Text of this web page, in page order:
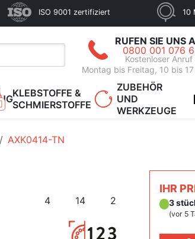
ISO 9001 zertifiziert 10
RUFEN SIE UNS
0800 001 076 6
Kostenloser Anruf
Montag bis Freitag, 10 bis
KLEBSTOFFE &
SCHMIERSTOFFE
ZUBEHÖR
UND
WERKZEUGE
AXK0414-TN
4 14 2
IHR
3
(vor 5